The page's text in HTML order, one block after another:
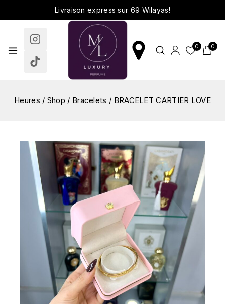
Livraison express sur 69 Wilayas!
0 0
Heures / Shop / Bracelets / BRACELET CARTIER LOVE